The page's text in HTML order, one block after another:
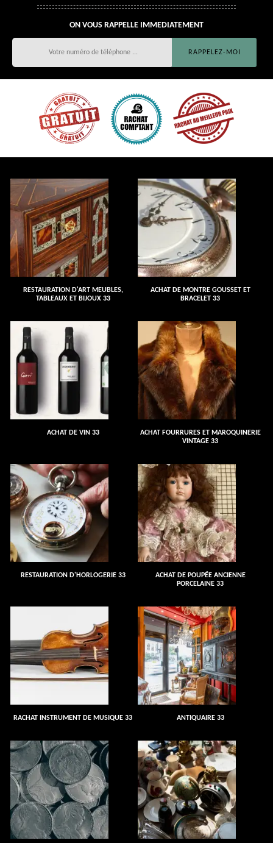
ON VOUS RAPPELLE IMMEDIATEMENT
RESTAURATION D'ART MEUBLES,
TABLEAUX ET BIJOUX 33
ACHAT DE MONTRE GOUSSET ET
BRACELET 33
ACHAT DE VIN 33
ACHAT FOURRURES ET MAROQUINERIE
VINTAGE 33
RESTAURATION D'HORLOGERIE 33
ACHAT DE POUPÉE ANCIENNE
PORCELAINE 33
RACHAT INSTRUMENT DE MUSIQUE 33 ANTIQUAIRE 33